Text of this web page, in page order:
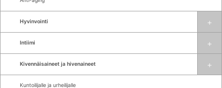
Hyvinvointi
Intiimi
Kivennäisaineet ja hivenaineet
Kuntoilijalle ja urheilijalle